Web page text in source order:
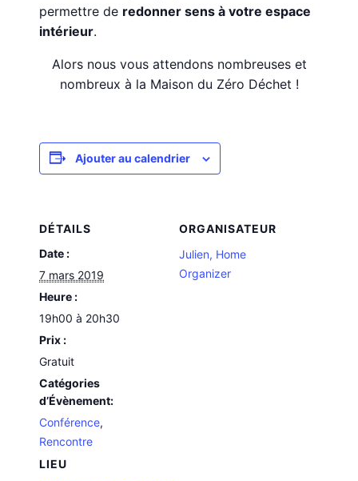
permettre de redonner sens à votre espace
intérieur.
Alors nous vous attendons nombreuses et
nombreux à la Maison du Zéro Déchet !
Ajouter au calendrier
DÉTAILS
Date :
7 mars 2019
Heure :
19h00 à 20h30
Prix :
Gratuit
Catégories
d’Évènement:
Conférence,
Rencontre
LIEU
ORGANISATEUR
Julien, Home
Organizer